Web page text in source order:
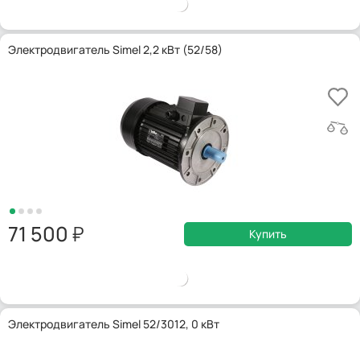
Электродвигатель Simel 2,2 кВт (52/58)
71 500 Купить
Электродвигатель Simel 52/3012, 0 кВт